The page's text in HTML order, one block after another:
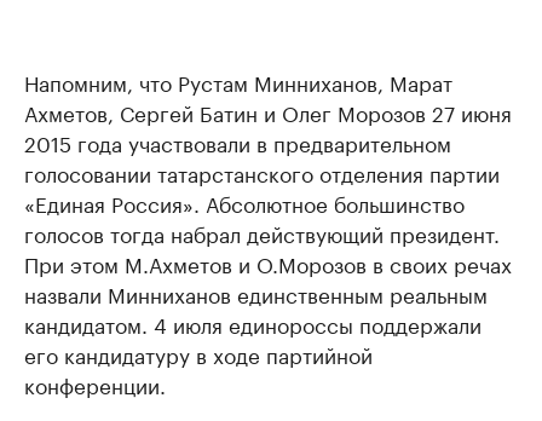
Напомним, что Рустам Минниханов, Марат
Ахметов, Сергей Батин и Олег Морозов 27 июня
2015 года участвовали в предварительном
голосовании татарстанского отделения партии
«Единая Россия». Абсолютное большинство
голосов тогда набрал действующий президент.
При этом М.Ахметов и О.Морозов в своих речах
назвали Минниханов единственным реальным
кандидатом. 4 июля единороссы поддержали
его кандидатуру в ходе партийной
конференции.